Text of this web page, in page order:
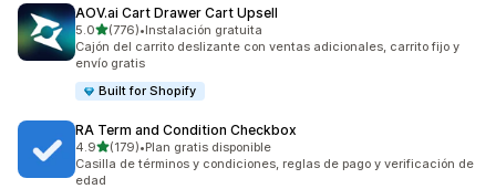
AOV.ai Cart Drawer Cart Upsell
5.0de 5 estrellas
(776)
776 reseñas en total
•Instalación gratuita
Cajón del carrito deslizante con ventas adicionales, carrito fijo y
envío gratis
Built for Shopify
RA Term and Condition Checkbox
4.9de 5 estrellas
(179)
179 reseñas en total
•Plan gratis disponible
Casilla de términos y condiciones, reglas de pago y verificación de
edad